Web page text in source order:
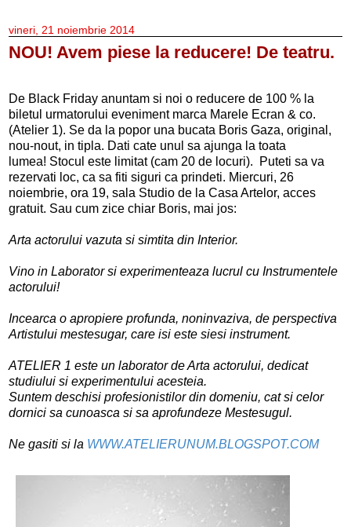
vineri, 21 noiembrie 2014
NOU! Avem piese la reducere! De teatru.
De Black Friday anuntam si noi o reducere de 100 % la
biletul urmatorului eveniment marca Marele Ecran & co.
(Atelier 1). Se da la popor una bucata Boris Gaza, original,
nou-nout, in tipla. Dati cate unul sa ajunga la toata
lumea! Stocul este limitat (cam 20 de locuri).
Puteti sa va
rezervati loc, ca sa fiti siguri ca prindeti. Miercuri, 26
noiembrie, ora 19, sala Studio de la Casa Artelor, acces
gratuit. Sau cum zice chiar Boris, mai jos:
Arta actorului vazuta si simtita din Interior.
Vino in Laborator si experimenteaza lucrul cu Instrumentele
actorului!
Incearca o apropiere profunda, noninvaziva, de perspectiva
Artistului mestesugar, care isi este siesi instrument.
ATELIER 1 este un laborator de Arta actorului, dedicat
studiului si experimentului acesteia.
Suntem deschisi profesionistilor din domeniu, cat si celor
dornici sa cunoasca si sa aprofundeze Mestesugul.
Ne gasiti si la WWW.ATELIERUNUM.BLOGSPOT.COM